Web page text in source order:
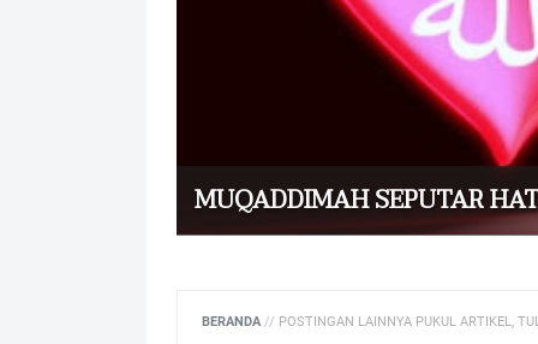
MUQADDIMAH SEPUTAR
BERANDA // POSTINGAN LAINNYA PUKUL ARTIKEL,